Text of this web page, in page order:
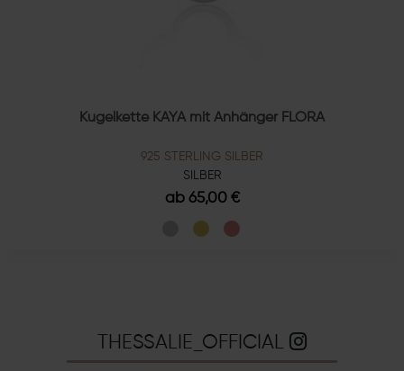
Kugelkette KAYA mit Anhänger FLORA
925 STERLING SILBER
SILBER
ab 65,00 €
THESSALIE_OFFICIAL